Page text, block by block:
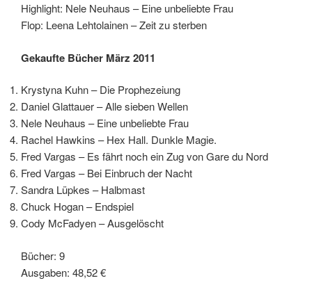
Highlight: Nele Neuhaus – Eine unbeliebte Frau
Flop: Leena Lehtolainen – Zeit zu sterben
Gekaufte Bücher März 2011
Krystyna Kuhn – Die Prophezeiung
Daniel Glattauer – Alle sieben Wellen
Nele Neuhaus – Eine unbeliebte Frau
Rachel Hawkins – Hex Hall. Dunkle Magie.
Fred Vargas – Es fährt noch ein Zug von Gare du Nord
Fred Vargas – Bei Einbruch der Nacht
Sandra Lüpkes – Halbmast
Chuck Hogan – Endspiel
Cody McFadyen – Ausgelöscht
Bücher: 9
Ausgaben: 48,52 €